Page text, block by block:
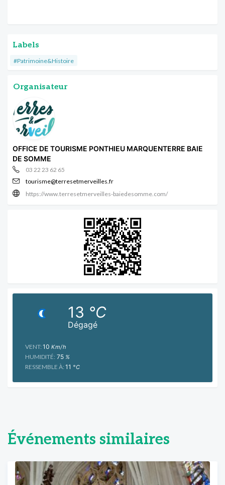
Labels
#Patrimoine&Histoire
Organisateur
OFFICE DE TOURISME PONTHIEU MARQUENTERRE BAIE
DE SOMME
03 22 23 62 65
tourisme@terresetmerveilles.fr
https://www.terresetmerveilles-baiedesomme.com/
Dégagé
13 °C
VENT: 10 Km/h
HUMIDITÉ: 75 %
RESSEMBLE À: 11 °C
Événements similaires